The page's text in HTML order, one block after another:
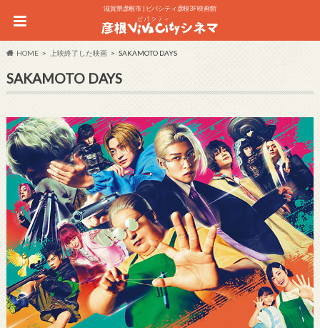
滋賀県彦根市 | ビバシティ彦根3F 映画館
HOME 上映終了した映画 SAKAMOTO DAYS
SAKAMOTO DAYS